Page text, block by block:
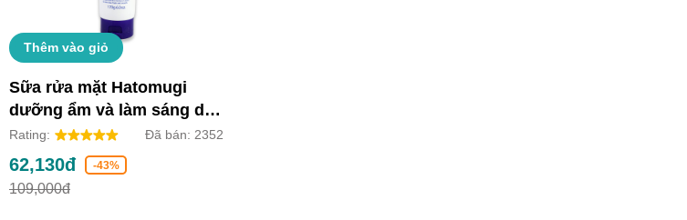
Thêm vào giỏ
Sữa rửa mặt Hatomugi
dưỡng ẩm và làm sáng da
(Tuýp 170g)
Rating: Đã bán: 2352
62,130đ -43%
109,000đ